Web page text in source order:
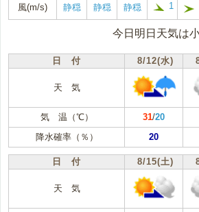
風(m/s) 静穏 静穏 静穏 1
今日明日天気は
日 付 8/12(水)
天 気
気 温（℃） 31/20
降水確率（％）
20
日 付 8/15(土)
天 気